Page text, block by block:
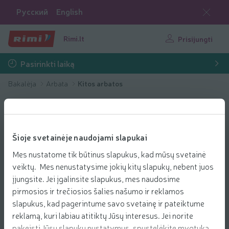
Šioje svetainėje naudojami slapukai
Mes nustatome tik būtinus slapukus, kad mūsų svetainė
veiktų. Mes nenustatysime jokių kitų slapukų, nebent juos
įjungsite. Jei įgalinsite slapukus, mes naudosime
pirmosios ir trečiosios šalies našumo ir reklamos
slapukus, kad pagerintume savo svetainę ir pateiktume
reklamą, kuri labiau atitiktų Jūsų interesus. Jei norite
Русский English
Rimi.lt Prisijungti
Pasirinkti laiką
Bakalėja Arbata Kitos arbatos